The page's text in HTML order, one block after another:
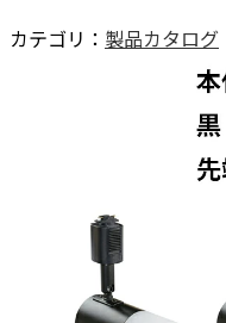
カテゴリ： 製品カタログ